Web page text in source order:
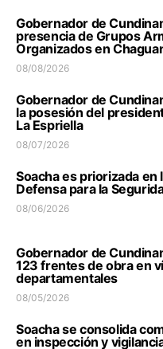
Gobernador de
presencia de Grupos
Organizados en
08/08/2026
Gobernador de
la posesión del
La Espriella
08/07/2026
Soacha es priorizada en
Defensa para la
08/06/2026
Gobernador de
123 frentes de obra en
departamentales
08/05/2026
Soacha se consolida
en inspección y